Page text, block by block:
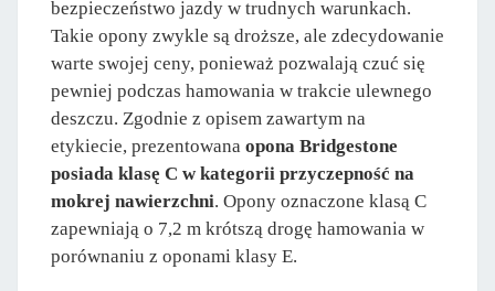
bezpieczeństwo jazdy w trudnych warunkach.
Takie opony zwykle są droższe, ale zdecydowanie
warte swojej ceny, ponieważ pozwalają czuć się
pewniej podczas hamowania w trakcie ulewnego
deszczu. Zgodnie z opisem zawartym na
etykiecie, prezentowana opona Bridgestone
posiada klasę C w kategorii przyczepność na
mokrej nawierzchni. Opony oznaczone klasą C
zapewniają o 7,2 m krótszą drogę hamowania w
porównaniu z oponami klasy E.